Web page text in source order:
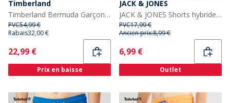
Timberland
Timberland Bermuda Garçon Bleu Moyen Âge
PVC54,99 €
Rabais32,00 €
Current
22,99 €
Prix en baisse
JACK & JONES
JACK & JONES Shorts hybrides Jaiden Campaign Garçon Bleu Marine Foncé
PVC17,99 €
Ancien prix:8,99 €
Current
6,99 €
Outlet